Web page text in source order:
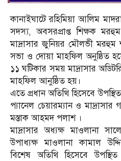
কানাইঘাটে রহিমিয়া আলিম
সদস্য, অবসরপ্রাপ্ত শিক্ষক
মাদ্রাসার জুনিয়র মৌলভী
সভা ও দোয়া মাহফিল অনুষ্ঠিত
১১ ঘটিকার সময় মাদ্রাসার
মাহফিল আনুষ্ঠিত হয়।
এতে প্রধান অতিথি হিসেবে
প্যানেল চেয়ারম্যান ও
মস্তাক আহমদ পলাশ ।
মাদ্রাসার অধ্যক্ষ মাওলানা
উপাধ্যক্ষ মাওলানা কামাল
বিশেষ অতিথি হিসেবে